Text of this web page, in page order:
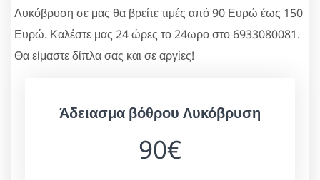
Λυκόβρυση σε μας θα βρείτε τιμές από 90 Ευρώ έως 150
Ευρώ. Καλέστε μας 24 ώρες το 24ωρο στο 6933080081.
Θα είμαστε δίπλα σας και σε αργίες!
Άδειασμα βόθρου Λυκόβρυση
90€